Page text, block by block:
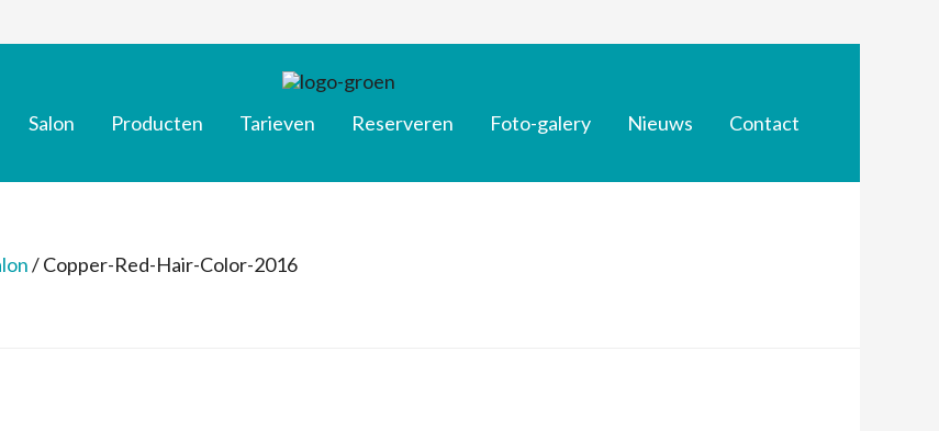
Salon Producten Tarieven Reserveren Foto-galery Nieuws Contact
/Copper-Red-Hair-Color-2016